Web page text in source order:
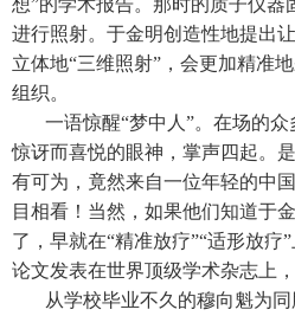
想”的学术报告。那时的质子仪器
进行照射。于金明创造性地提出
立体地“三维照射”，会更加精准
组织。
一语惊醒“梦中人”。在场的
惊讶而喜悦的眼神，掌声四起。
有可为，竟然来自一位年轻的中
目相看！当然，如果他们知道于
了，早就在“精准放疗”“适形放疗
论文发表在世界顶级学术杂志上
从学校毕业不久的穆向魁为